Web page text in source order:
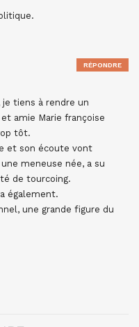
tiens à rendre un
amie Marie françoise
tôt.
et son écoute vont
meneuse née, a su
de tourcoing.
également.
une grande figure du
RÉPONDRE